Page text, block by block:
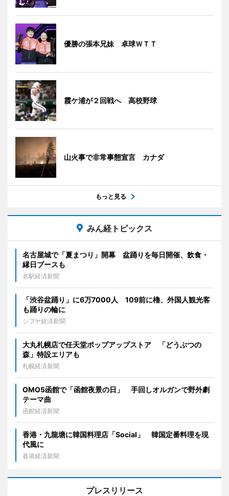
優勝の張本兄妹 卓球ＷＴＴ
霞ケ浦が２回戦へ 高校野球
山火事で非常事態宣言 カナダ
もっと見る
みん経トピックス
名古屋城で「夏まつり」開幕 盆踊りを毎日開催、飲食・
縁日ブースも
名駅経済新聞
「渋谷盆踊り」に6万7000人 109前に櫓、外国人観光客
も踊りの輪に
シブヤ経済新聞
大丸札幌店で任天堂ポップアップストア 「どうぶつの
森」特設エリアも
札幌経済新聞
OMO5函館で「函館夜景の日」 手回しオルガンで野外劇
テーマ曲
函館経済新聞
香港・九龍塘に韓国料理店「Social」 韓国定番料理を現
代風に
香港経済新聞
プレスリリース